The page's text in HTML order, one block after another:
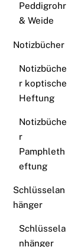
Peddigrohr
& Weide
Notizbücher
Notizbüche
r koptische
Heftung
Notizbüche
r
Pamphleth
eftung
Schlüsselan
hänger
Schlüssela
nhänger